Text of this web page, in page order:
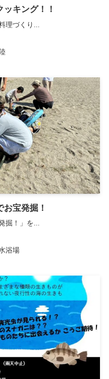
キング！！
理づくり...
お宝発掘！
掘！」を...
浴場